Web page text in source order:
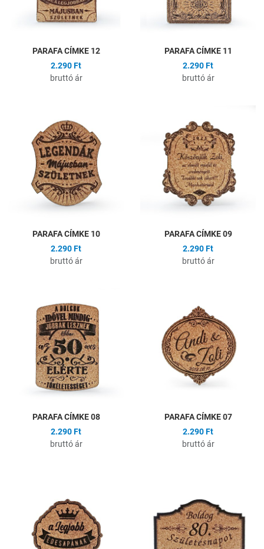
PARAFA CÍMKE 12
2.290 Ft
bruttó ár
PARAFA CÍMKE 11
2.290 Ft
bruttó ár
Összehasonlítás
Gyors nézet
PARAFA CÍMKE 10
2.290 Ft
bruttó ár
PARAFA CÍMKE 09
2.290 Ft
bruttó ár
Összehasonlítás
Gyors nézet
PARAFA CÍMKE 08
2.290 Ft
bruttó ár
PARAFA CÍMKE 07
2.290 Ft
bruttó ár
Összehasonlítás
Gyors nézet